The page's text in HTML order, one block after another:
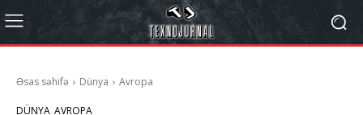
Əsas səhifə Dünya Avropa
DÜNYA AVROPA